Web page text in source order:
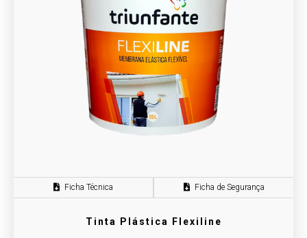
Ficha Técnica Ficha de Segurança
Tinta Plástica Flexiline